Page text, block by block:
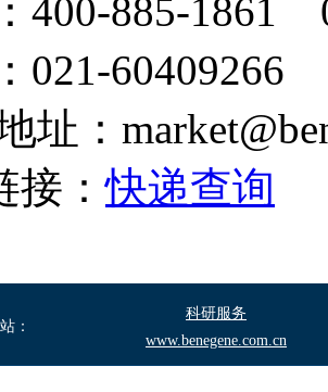
400-885-1861
021-60409266
址：
接：快递查询
：
科研服务
www.benegene.com.cn